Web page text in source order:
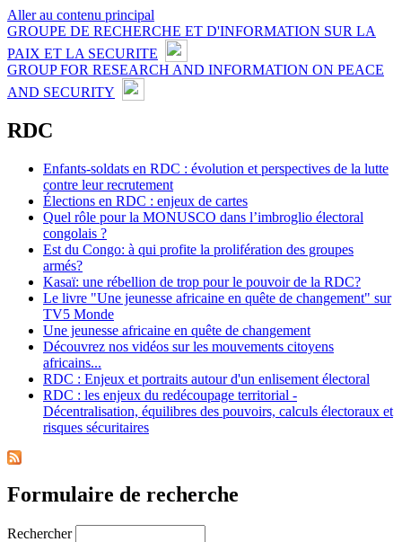
Aller au contenu principal
GROUPE DE RECHERCHE ET D'INFORMATION SUR LA
PAIX ET LA SECURITE
GROUP FOR RESEARCH AND INFORMATION ON PEACE
AND SECURITY
RDC
Enfants-soldats en RDC : évolution et perspectives de la lutte
contre leur recrutement
Élections en RDC : enjeux de cartes
Quel rôle pour la MONUSCO dans l’imbroglio électoral
congolais ?
Est du Congo: à qui profite la prolifération des groupes
armés?
Kasaï: une rébellion de trop pour le pouvoir de la RDC?
Le livre "Une jeunesse africaine en quête de changement" sur
TV5 Monde
Une jeunesse africaine en quête de changement
Découvrez nos vidéos sur les mouvements citoyens
africains...
RDC : Enjeux et portraits autour d'un enlisement électoral
RDC : les enjeux du redécoupage territorial -
Décentralisation, équilibres des pouvoirs, calculs électoraux et
risques sécuritaires
Formulaire de recherche
Rechercher